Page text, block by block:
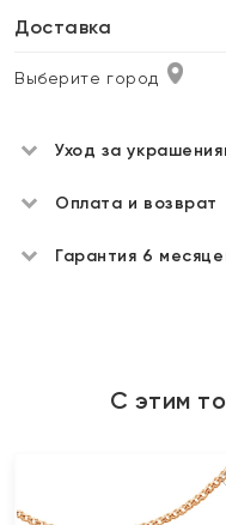
Доставка
Выберите город
Уход за
Оплата и возврат
Гарантия 6
С этим